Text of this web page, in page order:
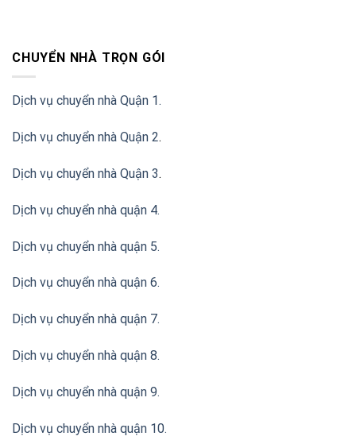
CHUYỂN NHÀ TRỌN GÓI
Dịch vụ chuyển nhà Quận 1.
Dịch vụ chuyển nhà Quận 2.
Dịch vụ chuyển nhà Quận 3.
Dịch vụ chuyển nhà quận 4.
Dịch vụ chuyển nhà quận 5.
Dịch vụ chuyển nhà quận 6.
Dịch vụ chuyển nhà quận 7.
Dịch vụ chuyển nhà quận 8.
Dịch vụ chuyển nhà quận 9.
Dịch vụ chuyển nhà quận 10.